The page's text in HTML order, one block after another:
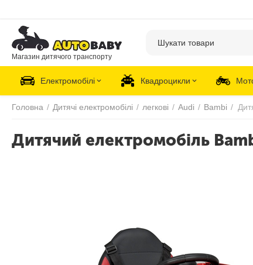
Магазин дитячого транспорту
Електромобілі Квадроцикли
Головна / Дитячі електромобілі / легкові / Audi / Bambi /
Дитячий електромобіль